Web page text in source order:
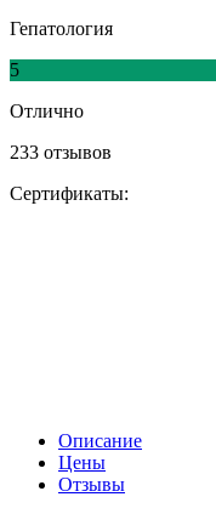
Гепатология
5
Отлично
233 отзывов
Сертификаты:
Описание
Цены
Отзывы